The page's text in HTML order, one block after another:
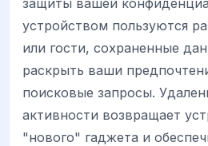
устройством пользуются
или гости, сохраненные
раскрыть ваши
поисковые запросы.
активности возвращает
"нового" гаджета и